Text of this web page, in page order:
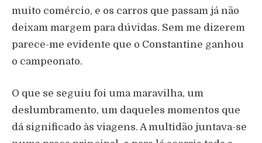
muito comércio, e os carros que passam já não
deixam margem para dúvidas. Sem me dizerem
parece-me evidente que o Constantine ganhou
o campeonato.
O que se seguiu foi uma maravilha, um
deslumbramento, um daqueles momentos que
dá significado às viagens. A multidão juntava-se